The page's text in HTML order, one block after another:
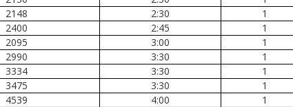
2148 2:30
1
2400 2:45
1
2095 3:00
1
2990 3:30
1
3334 3:30
1
3475 3:30
1
4539 4:00
1